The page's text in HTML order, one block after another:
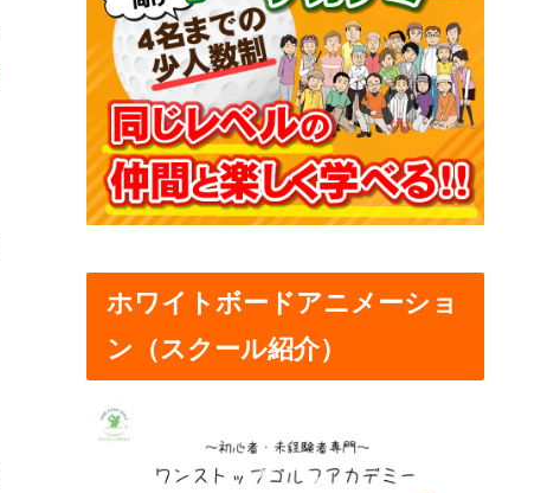
ホワイトボードアニメーショ
ン（スクール紹介）
動